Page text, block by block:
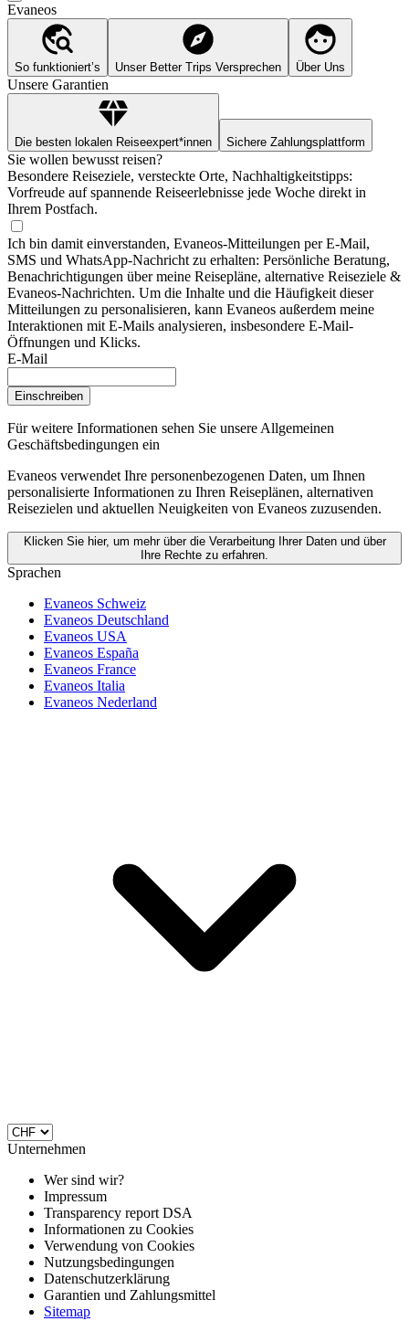
Evaneos
So funktioniert’s Unser Better Trips Versprechen Über Uns
Unsere Garantien
Die besten lokalen Reiseexpert*innen Sichere Zahlungsplattform
Sie wollen bewusst reisen?
Besondere Reiseziele, versteckte Orte, Nachhaltigkeitstipps:
Vorfreude auf spannende Reiseerlebnisse jede Woche direkt in
Ihrem Postfach.
Ich bin damit einverstanden, Evaneos-Mitteilungen per E-Mail,
SMS und WhatsApp-Nachricht zu erhalten: Persönliche Beratung,
Benachrichtigungen über meine Reisepläne, alternative Reiseziele &
Evaneos-Nachrichten. Um die Inhalte und die Häufigkeit dieser
Mitteilungen zu personalisieren, kann Evaneos außerdem meine
Interaktionen mit E-Mails analysieren, insbesondere E-Mail-
Öffnungen und Klicks.
E-Mail
Einschreiben
Für weitere Informationen sehen Sie unsere Allgemeinen
Geschäftsbedingungen ein
Evaneos verwendet Ihre personenbezogenen Daten, um Ihnen
personalisierte Informationen zu Ihren Reiseplänen, alternativen
Reisezielen und aktuellen Neuigkeiten von Evaneos zuzusenden.
Klicken Sie hier, um mehr über die Verarbeitung Ihrer Daten und über
Ihre Rechte zu erfahren.
Sprachen
Evaneos Schweiz
Evaneos Deutschland
Evaneos USA
Evaneos España
Evaneos France
Evaneos Italia
Evaneos Nederland
Unternehmen
Wer sind wir?
Impressum
Transparency report DSA
Informationen zu Cookies
Verwendung von Cookies
Nutzungsbedingungen
Datenschutzerklärung
Garantien und Zahlungsmittel
Sitemap